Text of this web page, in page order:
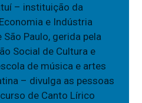
– instituição da
e Indústria
Paulo, gerida pela
Social de Cultura e
de música e artes
– divulga as pessoas
de Canto Lírico